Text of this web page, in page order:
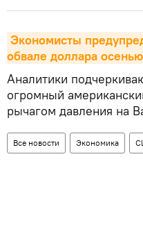
Экономисты
обвале доллара осенью
Аналитики
огромный
рычагом давления на
Все новости Экономика